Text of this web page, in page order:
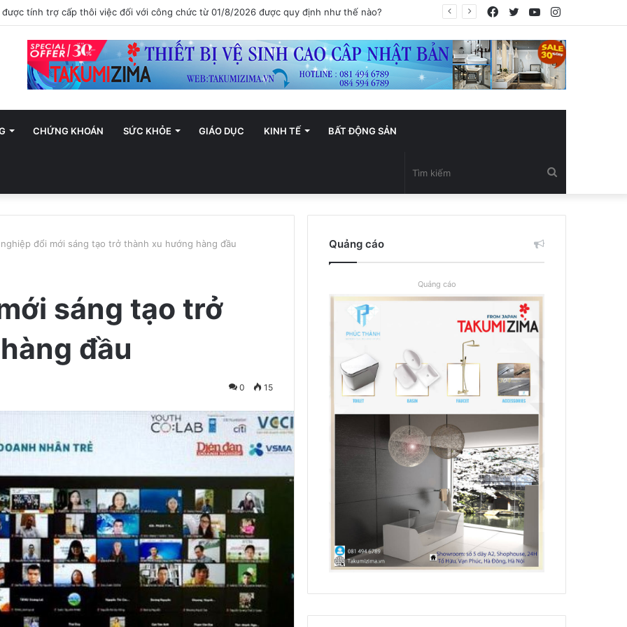
trở thành trung tâm văn hóa và sáng tạo hàng đầu khu vực YouTube
Twitter
Facebook
CHỨNG KHOÁN SỨC KHỎE GIÁO DỤC KINH TẾ BẤT ĐỘNG SẢN
kiếm
nghiệp đổi mới sáng tạo trở thành xu hướng hàng đầu
sáng tạo trở
đầu
0 15
Quảng cáo
Quảng cáo